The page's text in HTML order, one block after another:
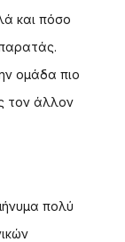
και πόσο
ομάδα πιο
τον άλλον
πολύ